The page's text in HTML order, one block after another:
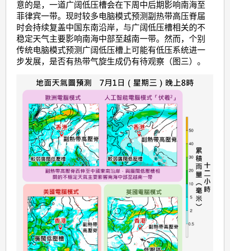
意的是，一道广阔低压槽会在下周中后期影响南海至
菲律宾一带。现时较多电脑模式预测副热带高压脊届
时会持续复盖中国东南沿岸，与广阔低压槽相关的不
稳定天气主要影响南海中部至越南一带。然而，个别
传统电脑模式预测广阔低压槽上可能有低压系统进一
步发展，是否有热带气旋生成仍有待观察（图三）。